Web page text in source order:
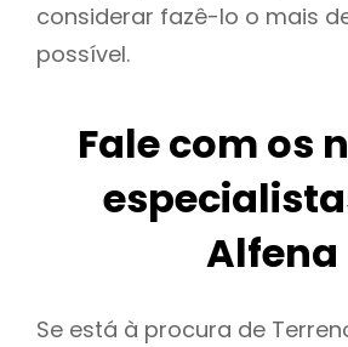
considerar fazê-lo o mais
possível.
Fale com os
Alfena
Se está à procura de